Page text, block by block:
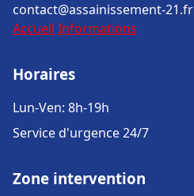
contact@assainissement-21.fr
Accueil Informations
Horaires
Lun-Ven: 8h-19h
Service d'urgence 24/7
Zone intervention